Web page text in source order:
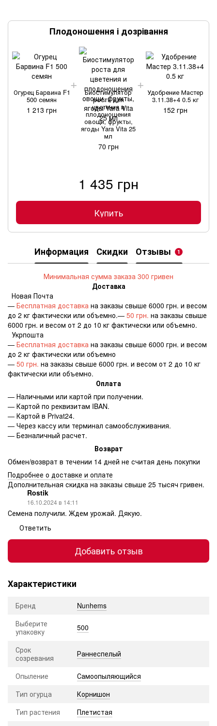
Плодоношення і дозрівання
Огурец Барвина F1
500 семян
1 213 грн
Биостимулятор
роста для
цветения и
плодоношения
овощи, фрукты,
ягоды Yara Vita 25
мл
70 грн
Удобрение Мастер
3.11.38+4 0.5 кг
152 грн
1 435 грн
Купить
Информация Скидки Отзывы 1
Минимальная сумма заказа 300 гривен
Доставка
Новая Почта
— Бесплатная доставка на заказы свыше 6000 грн. и весом
до 2 кг фактически или объемно.— 50 грн. на заказы свыше
6000 грн. и весом от 2 до 10 кг фактически или объемно.
Укрпошта
— Бесплатная доставка на заказы свыше 6000 грн. и весом
до 2 кг фактически или объемно
— 50 грн. на заказы свыше 6000 грн. и весом от 2 до 10 кг
фактически или объемно.
Оплата
— Наличными или картой при получении.
— Картой по реквизитам IBAN.
— Картой в Privat24.
— Через кассу или терминал самообслуживания.
— Безналичный расчет.
Возврат
Обмен/возврат в течении 14 дней не считая день покупки
Подробнее о доставке и оплате
Дополнительная скидка на заказы свыше 25 тысяч гривен.
Rostik
16.10.2024 в 14:11
Семена получили. Ждем урожай. Дякую.
Ответить
Добавить отзыв
Характеристики
Бренд
Nunhems
Выберите
упаковку
500
Срок
созревания
Раннеспелый
Опыление
Самоопыляющийся
Тип огурца
Корнишон
Тип растения
Плетистая